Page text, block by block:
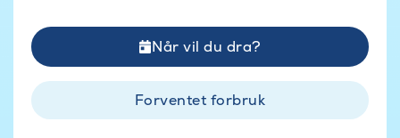
Når vil du dra?
Forventet forbruk